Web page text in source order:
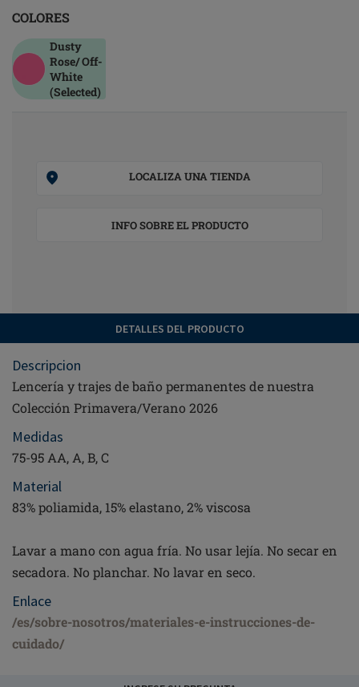
COLORES
Dusty
Rose/ Off-
White
(Selected)
LOCALIZA UNA TIENDA
INFO SOBRE EL PRODUCTO
DETALLES DEL PRODUCTO
Descripcion
Lencería y trajes de baño permanentes de nuestra
Colección Primavera/Verano 2026
Medidas
75-95 AA, A, B, C
Material
83% poliamida, 15% elastano, 2% viscosa
Lavar a mano con agua fría. No usar lejía. No secar en
secadora. No planchar. No lavar en seco.
Enlace
/es/sobre-nosotros/materiales-e-instrucciones-de-
cuidado/